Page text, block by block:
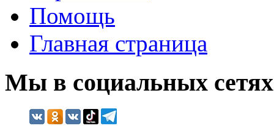
Помощь
Главная страница
Мы в социальных сетях